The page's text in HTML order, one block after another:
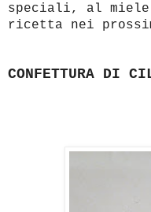
speciali, al
ricetta nei
CONFETTURA DI